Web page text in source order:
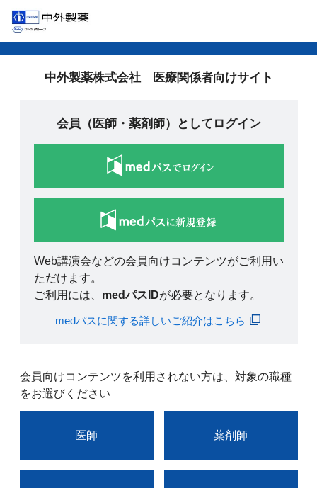
中外製薬株式会社 医療関係者向けサイト
会員（医師・薬剤師）としてログイン
Web講演会などの会員向けコンテンツがご利用い
ただけます。
ご利用には、 medパスIDが必要となります。
medパスに関する詳しいご紹介はこちら
会員向けコンテンツを利用されない方は、対象の職種
をお選びください
医師 薬剤師